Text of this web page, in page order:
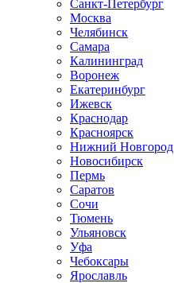
Санкт-Петербург
Москва
Челябинск
Самара
Калининград
Воронеж
Екатеринбург
Ижевск
Краснодар
Красноярск
Нижний Новгород
Новосибирск
Пермь
Саратов
Сочи
Тюмень
Ульяновск
Уфа
Чебоксары
Ярославль